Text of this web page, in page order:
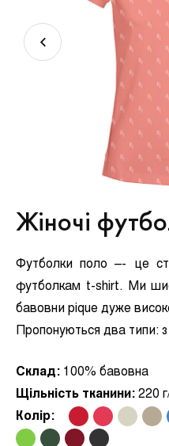
Жіночі
Футболки поло –- це
футболкам t-shirt. Ми
бавовни pique дуже
Пропонуються два типи:
Склад: 100% бавовна
Щільність тканини: 220
Колір: